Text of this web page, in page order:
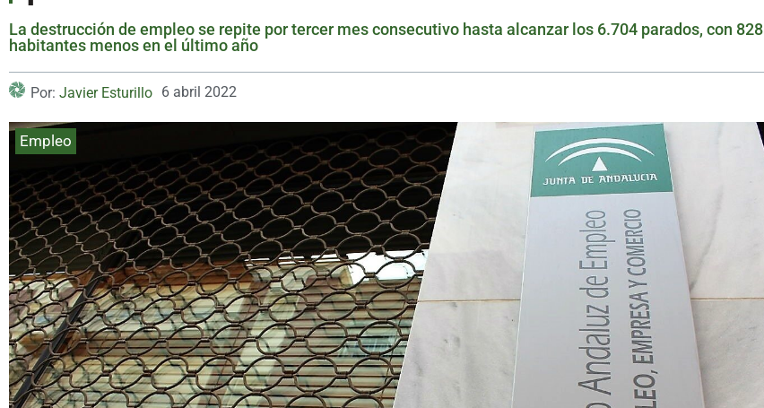
La destrucción de empleo se repite por tercer mes consecutivo hasta alcanzar los 6.704 parados, con 828
habitantes menos en el último año
Por: Javier Esturillo 6 abril 2022
Empleo